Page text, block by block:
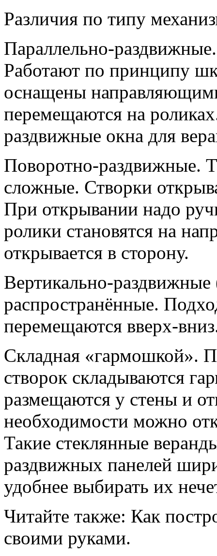
Различия по типу
Параллельно-
Работают по принципу
оснащены
перемещаются на
раздвижные окна для
Поворотно-раздвижные.
сложные. Створки
При открывании надо
ролики становятся на
открывается в сторону.
Вертикально-
распространённые.
перемещаются вверх-
Складная «гармошкой».
створок складываются
размещаются у стены и
необходимости можно
Такие стеклянные
раздвижных панелей
удобнее выбирать их
Читайте также: Как
своими руками.